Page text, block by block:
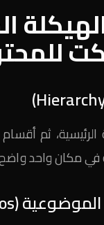
مكان واحد واضح